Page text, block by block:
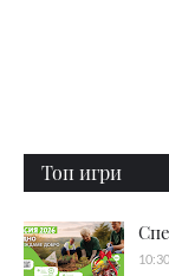
Топ игри
10:30